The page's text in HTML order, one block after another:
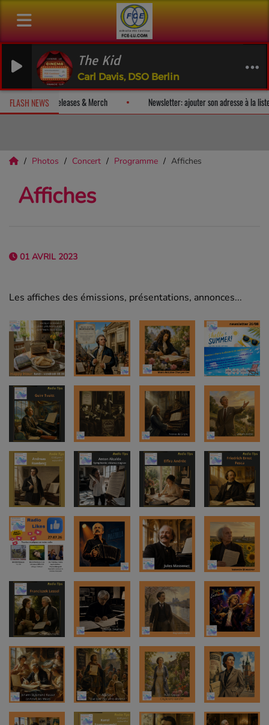
The Kid
Carl Davis, DSO Berlin
FLASH NEWS
un album-surprise! Fan Releases & Merch Newsletter:
Photos Concert Programme Affiches
Affiches
01 AVRIL 2023
Les affiches des émissions, présentations, annonces...